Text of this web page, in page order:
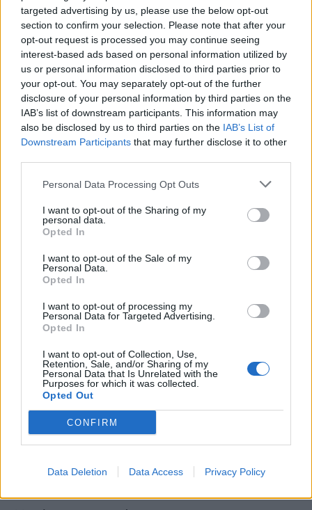
targeted advertising by us, please use the below opt-out
section to confirm your selection. Please note that after your
opt-out request is processed you may continue seeing
interest-based ads based on personal information utilized by
us or personal information disclosed to third parties prior to
your opt-out. You may separately opt-out of the further
disclosure of your personal information by third parties on the
IAB’s list of downstream participants. This information may
also be disclosed by us to third parties on the IAB’s List of
Downstream Participants that may further disclose it to other
Personal Data Processing Opt Outs
I want to opt-out of the Sharing of my
personal data.
Opted In
I want to opt-out of the Sale of my
Personal Data.
Opted In
I want to opt-out of processing my
Personal Data for Targeted Advertising.
Opted In
I want to opt-out of Collection, Use,
Retention, Sale, and/or Sharing of my
Personal Data that Is Unrelated with the
Purposes for which it was collected.
Opted Out
CONFIRM
Data Deletion Data Access Privacy Policy
Η κόρη ήθελε να ανοίξει τη διαθήκη
Σύμφωνα με τους ανθρώπους που
αναζητούν το ηλικιωμένο ζευγάρι, οι
έρευνες, οι φωτογραφίες που
υπάρχουν στο Silver Alert και τα social
media της 80χρονης Λουκρίσια, δεν
ανταποκρίνονται στην εικόνα που
έχουν σήμερα.
«Η κυρία Ρόμπινσον δεν έχει καμία
σχέση με τη φωτογραφία που έχουμε
αναρτήσει, είναι πολύ περισσότερο
γερασμένη, δεν φοράει την περούκα
της, αλλά φοράει ένα τσεμπέρι στο
κεφάλι, υπάρχει καμπούρα έντονη»,
είχε τόνισε ο διοικητής της υπηρεσίας
Silver Alert.